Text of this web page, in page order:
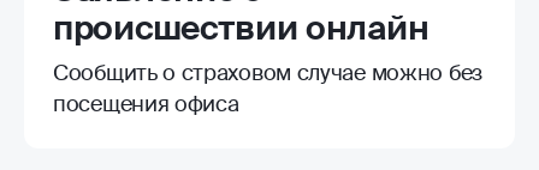
происшествии онлайн
Сообщить о страховом случае можно без
посещения офиса